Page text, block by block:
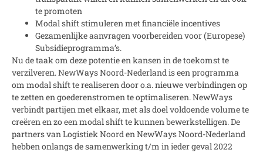
te promoten
Modal shift stimuleren met financiële incentives
Gezamenlijke aanvragen voorbereiden voor (Europese)
Subsidieprogramma’s.
Nu de taak om deze potentie en kansen in de toekomst te
verzilveren. NewWays Noord-Nederland is een programma
om modal shift te realiseren door o.a. nieuwe verbindingen op
te zetten en goederenstromen te optimaliseren. NewWays
verbindt partijen met elkaar, met als doel voldoende volume te
creëren en zo een modal shift te kunnen bewerkstelligen. De
partners van Logistiek Noord en NewWays Noord-Nederland
hebben onlangs de samenwerking t/m in ieder geval 2022